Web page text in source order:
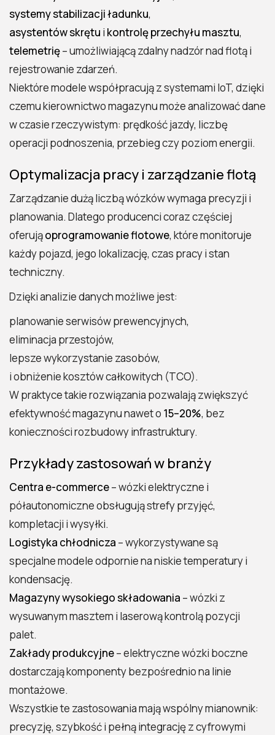
systemy stabilizacji ładunku,
asystentów skrętu i kontrolę przechyłu masztu,
telemetrię– umożliwiającą zdalny nadzór nad flotą i
rejestrowanie zdarzeń.
Niektóre modele współpracują z systemami IoT, dzięki
czemu kierownictwo magazynu może analizować dane
w czasie rzeczywistym: prędkość jazdy, liczbę
operacji podnoszenia, przebieg czy poziom energii.
Optymalizacja pracy i zarządzanie flotą
Zarządzanie dużą liczbą wózków wymaga precyzji i
planowania. Dlatego producenci coraz częściej
oferująoprogramowanie flotowe, które monitoruje
każdy pojazd, jego lokalizację, czas pracy i stan
techniczny.
Dzięki analizie danych możliwe jest:
planowanie serwisów prewencyjnych,
eliminacja przestojów,
lepsze wykorzystanie zasobów,
i obniżenie kosztów całkowitych (TCO).
W praktyce takie rozwiązania pozwalają zwiększyć
efektywność magazynu nawet o 15–20%, bez
konieczności rozbudowy infrastruktury.
Przykłady zastosowań w branży
Centra e-commerce– wózki elektryczne i
półautonomiczne obsługują strefy przyjęć,
kompletacji i wysyłki.
Logistyka chłodnicza – wykorzystywane są
specjalne modele odpornie na niskie temperatury i
kondensację.
Magazyny wysokiego składowania – wózki z
wysuwanym masztem i laserową kontrolą pozycji
palet.
Zakłady produkcyjne– elektryczne wózki boczne
dostarczają komponenty bezpośrednio na linie
montażowe.
Wszystkie te zastosowania mają wspólny mianownik:
precyzję, szybkość i pełną integrację z cyfrowymi